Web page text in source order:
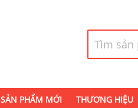
SẢN PHẨM MỚI THƯƠNG HIỆU